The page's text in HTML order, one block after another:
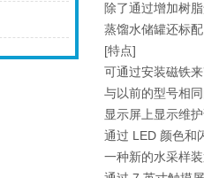
除了通过增加树
蒸馏水储罐还标
[特点]
可通过安装磁铁
与以前的型号相
显示屏上显示维
通过 LED 颜色和
一种新的水采样